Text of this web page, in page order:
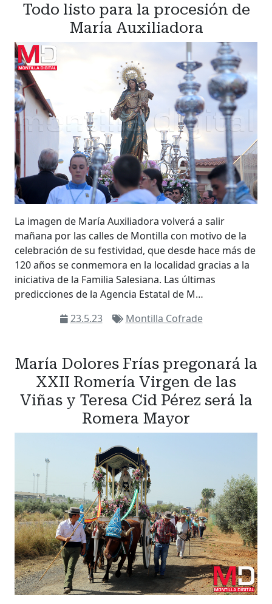
Todo listo para la procesión de
María Auxiliadora
La imagen de María Auxiliadora volverá a salir
mañana por las calles de Montilla con motivo de la
celebración de su festividad, que desde hace más de
120 años se conmemora en la localidad gracias a la
iniciativa de la Familia Salesiana. Las últimas
predicciones de la Agencia Estatal de M…
23.5.23
Montilla Cofrade
María Dolores Frías pregonará la
XXII Romería Virgen de las
Viñas y Teresa Cid Pérez será la
Romera Mayor